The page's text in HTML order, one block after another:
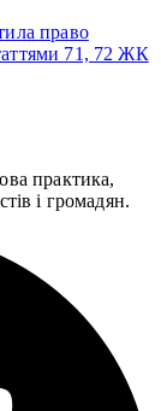
право
71, 72 ЖК
практика,
і громадян.